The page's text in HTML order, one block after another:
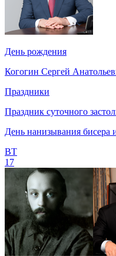
День рождения
Когогин Сергей
Праздники
Праздник суточного
День нанизывания бисера
ВТ
17